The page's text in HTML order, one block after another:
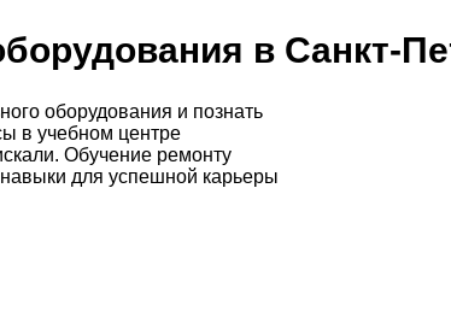
в Санкт-
оборудования и познать
в учебном центре
Обучение ремонту
для успешной карьеры